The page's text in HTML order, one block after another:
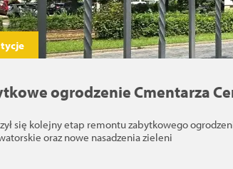
ogrodzenie Cmentarza
się kolejny etap remontu zabytkowego
oraz nowe nasadzenia zieleni